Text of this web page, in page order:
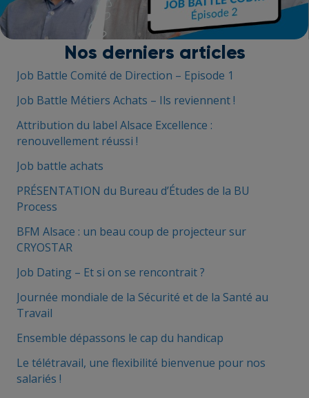
r
e
Nos derniers articles
Job Battle Comité de Direction – Episode 1
Job Battle Métiers Achats – Ils reviennent !
Attribution du label Alsace Excellence :
renouvellement réussi !
Job battle achats
PRÉSENTATION du Bureau d’Études de la BU
Process
BFM Alsace : un beau coup de projecteur sur
CRYOSTAR
Job Dating – Et si on se rencontrait ?
Journée mondiale de la Sécurité et de la Santé au
Travail
Ensemble dépassons le cap du handicap
Le télétravail, une flexibilité bienvenue pour nos
salariés !